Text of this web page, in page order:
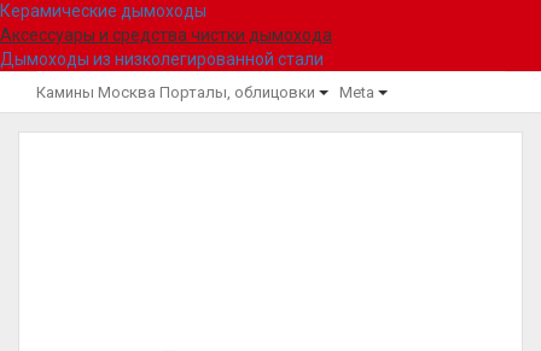
Керамические дымоходы
Аксессуары и средства чистки дымохода
Дымоходы из низколегированной стали
Камины Москва Порталы, облицовки Meta